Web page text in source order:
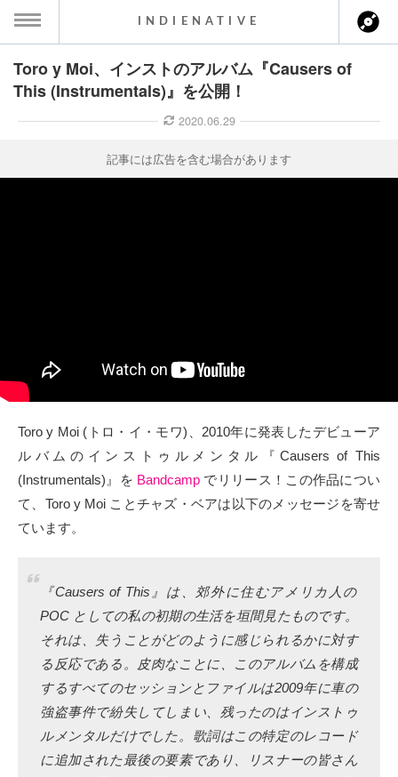
MENU
ト
クト
Twitter
instagram
Tumblr
Soundcloud
to indienative
INDIENATIVE
Toro y Moi、インストのアルバム『Causers of
This (Instrumentals)』を公開！
2020.06.29
記事には広告を含む場合があります
Toro y Moi (トロ・イ・モワ)、2010年に発表したデビューア
ルバムのインストゥルメンタル『Causers of This
(Instrumentals)』を Bandcamp でリリース！この作品につい
て、Toro y Moi ことチャズ・ベアは以下のメッセージを寄せ
ています。
『Causers of This』は、郊外に住むアメリカ人の
POC としての私の初期の生活を垣間見たものです。
それは、失うことがどのように感じられるかに対す
る反応である。皮肉なことに、このアルバムを構成
するすべてのセッションとファイルは2009年に車の
強盗事件で紛失してしまい、残ったのはインストゥ
ルメンタルだけでした。歌詞はこの特定のレコード
に追加された最後の要素であり、リスナーの皆さん